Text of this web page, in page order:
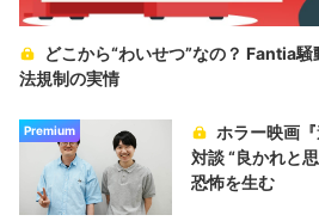
どこから“わいせつ”なの？ Fantia
法規制の実情
Premium
ホラー映画
対談 “良かれと
恐怖を生む